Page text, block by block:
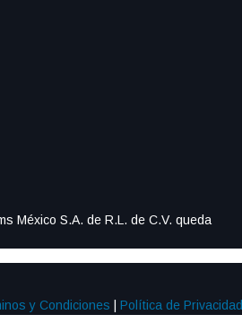
México S.A. de R.L. de C.V. queda
y Condiciones Política de Privacidad